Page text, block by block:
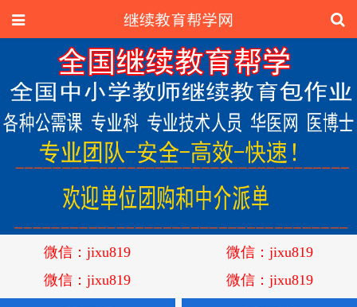
微信：jixu819
微信：jixu819
微信：jixu819
微信：jixu819